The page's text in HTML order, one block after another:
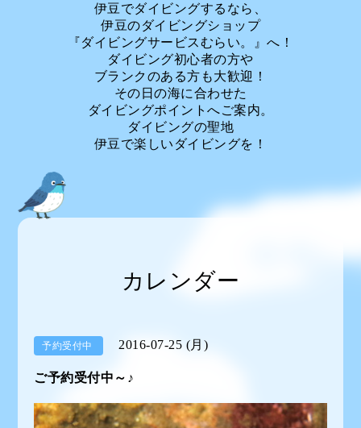
伊豆でダイビングするなら、
伊豆のダイビングショップ
『ダイビングサービスむらい。』へ！
ダイビング初心者の方や
ブランクのある方も大歓迎！
その日の海に合わせた
ダイビングポイントへご案内。
ダイビングの聖地
伊豆で楽しいダイビングを！
カレンダー
予約受付中 2016-07-25 (月)
ご予約受付中～♪